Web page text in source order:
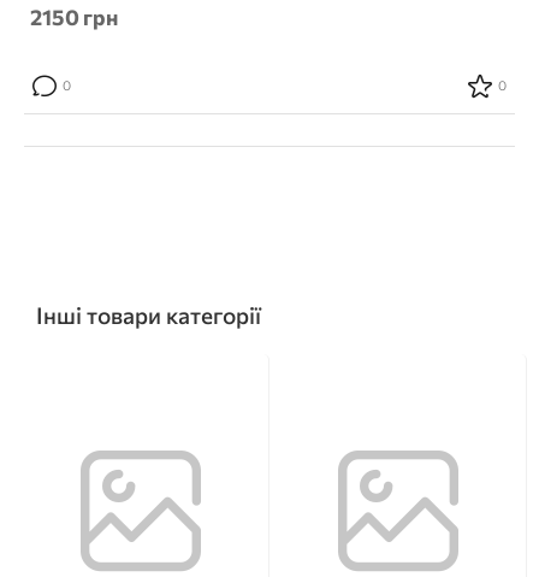
2150грн
0 0
Інші товари категорії